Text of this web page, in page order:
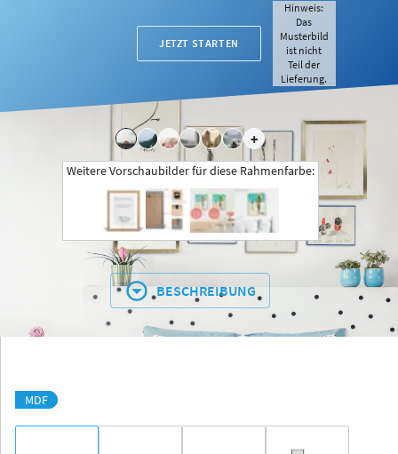
JETZT STARTEN
+
Hinweis:
Das
Musterbild
ist nicht
Teil der
Lieferung.
Weitere Vorschaubilder für diese Rahmenfarbe:
BESCHREIBUNG
MDF